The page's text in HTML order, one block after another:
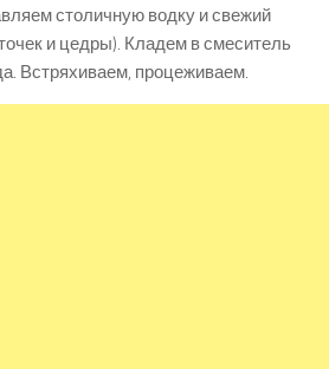
столичную водку и свежий
и цедры). Кладем в смеситель
Встряхиваем, процеживаем.